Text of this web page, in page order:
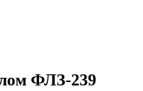
ФЛЗ-239